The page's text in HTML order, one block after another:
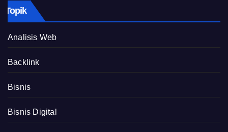
Topik
Analisis Web
Backlink
Bisnis
Bisnis Digital